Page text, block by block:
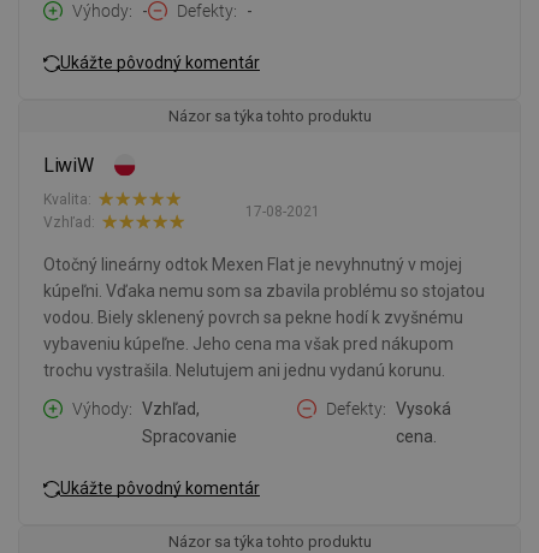
Výhody
- Defekty -
Ukážte pôvodný komentár
Názor sa týka tohto produktu
LiwiW
17-08-2021
Kvalita:
Vzhľad:
Otočný lineárny odtok Mexen Flat je nevyhnutný v mojej
kúpeľni. Vďaka nemu som sa zbavila problému so stojatou
vodou. Biely sklenený povrch sa pekne hodí k zvyšnému
vybaveniu kúpeľne. Jeho cena ma však pred nákupom
trochu vystrašila. Nelutujem ani jednu vydanú korunu.
Výhody
Vzhľad,
Spracovanie
Defekty
Vysoká
cena.
Ukážte pôvodný komentár
Názor sa týka tohto produktu